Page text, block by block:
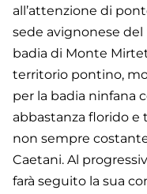
all’attenzione di
sede avignonese del
badia di Monte
territorio pontino,
per la badia ninfana
abbastanza florido e
non sempre
Caetani. Al
farà seguito la sua